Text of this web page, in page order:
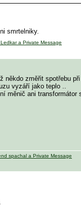
smrtelniky.
změřit spotřebu
vyzáří jako teplo ..
měnič ani